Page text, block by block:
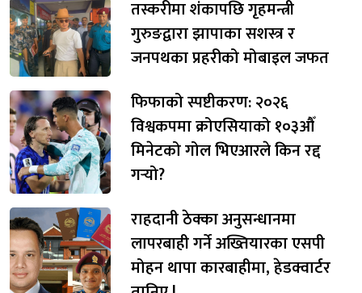
तस्करीमा शंकापछि गृहमन्त्री
गुरुङद्वारा झापाका सशस्त्र र
जनपथका प्रहरीको मोबाइल जफत
फिफाको स्पष्टीकरण: २०२६
विश्वकपमा क्रोएसियाको १०३औँ
मिनेटको गोल भिएआरले किन रद्द
गर्‍यो?
राहदानी ठेक्का अनुसन्धानमा
लापरबाही गर्ने अख्तियारका एसपी
मोहन थापा कारबाहीमा, हेडक्वार्टर